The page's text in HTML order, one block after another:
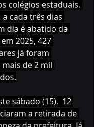
colégios estaduais.
cada três dias
dia é abatido da
2025, 427
já foram
de 2 mil
sábado (15),  12
a retirada de